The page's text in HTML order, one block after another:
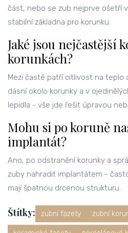
část, nebo se zub nejprve ošetří
stabilní základna pro korunku.
Jaké jsou nejčastější
korunkách?
Mezi časté patří citlivost na teplo
dásní okolo korunky a v
lepidla - vše jde řešit úpravou
Mohu si po koruně
implantát?
Ano, po odstranění korunky a
zuby nahradit implantátem -
mají špatnou drcenou strukturu.
Štítky: zubní fazety zubní